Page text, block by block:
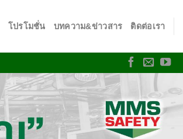
โปรโมชั่น บทความ&ข่าวสาร ติดต่อเรา